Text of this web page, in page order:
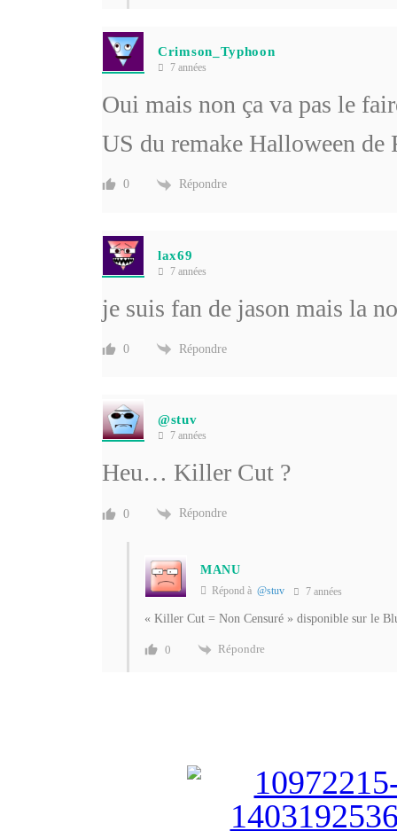
Crimson_Typhoon
7 années
Oui mais non ça va pas le
US du remake Halloween de
0 Répondre
lax69
7 années
je suis fan de jason mais la
0 Répondre
@stuv
7 années
Heu… Killer Cut ?
0 Répondre
MANU
Répond à @stuv 7 années
« Killer Cut = Non Censuré » disponible sur le
0 Répondre